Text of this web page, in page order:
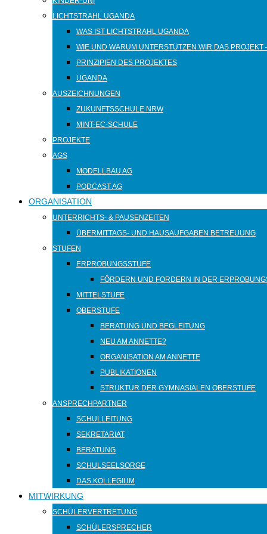
LICHTSTRAHL UGANDA
WAS IST LICHTSTRAHL UGANDA
WIE UND WARUM UNTERSTÜTZEN WIR DAS PROJEKT
PRINZIPIEN DES PROJEKTES
UGANDA
AUSZEICHNUNGEN
ZUKUNFTSSCHULE NRW
MINT-EC-SCHULE
PROJEKTE
AGS
MODELLBAU AG
PODCAST AG
ORGANISATION
UNTERRICHTS- & PAUSENZEITEN
ÜBERMITTAGS- UND HAUSAUFGABEN BETREUUNG
STUFEN
ERPROBUNGSSTUFE
FÖRDERN UND FORDERN IN DER
MITTELSTUFE
OBERSTUFE
BERATUNG UND BEGLEITUNG
NEU AM ANNETTE?
ORGANISATION AM ANNETTE
PUBLIKATIONEN
STRUKTUR DER GYMNASIALEN OBERSTUFE
ANSPRECHPARTNER
SCHULLEITUNG
SEKRETARIAT
BERATUNG
SCHULSEELSORGE
DAS KOLLEGIUM
MITWIRKUNG
SCHÜLERVERTRETUNG
SCHÜLERSPRECHER